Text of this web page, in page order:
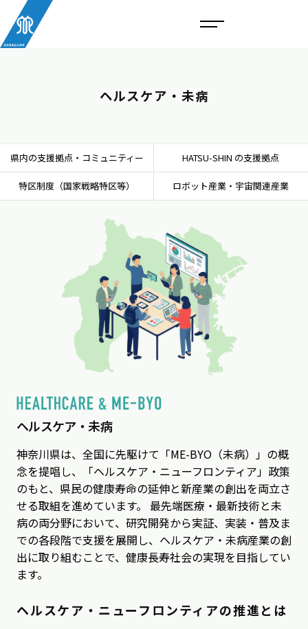
ヘルスケア・未病
県内の支援拠点・コミュニティー HATSU-SHIN の支援拠点
特区制度（国家戦略特区等） ロボット産業・宇宙関連産業
ヘルスケア・未病
神奈川県は、全国に先駆けて「ME-BYO（未病）」の概
念を提唱し、「ヘルスケア・ニューフロンティア」政策
のもと、県民の健康寿命の延伸と新産業の創出を両立さ
せる取組を進めています。 最先端医療・最新技術と未
病の両分野において、研究開発から実証、実装・普及ま
での各段階で支援を展開し、ヘルスケア・未病産業の創
出に取り組むことで、健康⻑寿社会の実現を⽬指してい
ます。
ヘルスケア・ニューフロンティアの推進とは